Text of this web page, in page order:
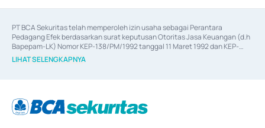
PT BCA Sekuritas telah memperoleh izin usaha sebagai Perantara
Pedagang Efek berdasarkan surat keputusan Otoritas Jasa Keuangan (d.h
Bapepam-LK) Nomor KEP-138/PM/1992 tanggal 11 Maret 1992 dan KEP-
06/D.04/2014 tanggal 28 Februari 2014, izin usaha sebagai Penjamin Emisi
Efek berdasarkan surat keputusan Otoritas Jasa Keuangan Nomor KEP-
berdasarkan surat keputusan Otoritas Jasa Keuangan Nomor S-
67/PM.21/2017 tanggal 3 Februari 2017, dan beberapa izin usaha lainnya
LIHAT SELENGKAPNYA